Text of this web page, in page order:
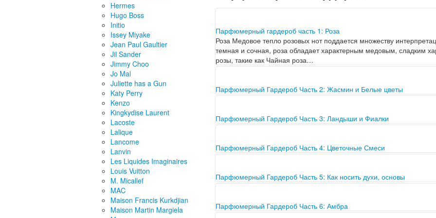
Hermes
Hugo Boss
Initio
Issey Miyake
Jean Paul Gaultier
Jil Sander
Jimmy Choo
Jo Mal
Juliette has a Gun
Katy Perry
Kenzo
Kingkydise Laurent
Lacoste
Lalique
Lancome
Lanvin
Les Liquides Imaginaires
Louis Vuitton
M. Micallef
MAC
Maison Francis Kurkdjian
Maison Martin Margiela
Парфюмерный гардероб часть 1: Роза
Роза Медовое тепло розовых нот поддается множеству
темная и сочная, роза обладает характерным медовым, сладким
розы, такие как Чайная роза…
Парфюмерный Гардероб Часть 2: Жасмин и Белые цветы
Легко можно быть ошеломленным огромным количеством
довольно много…
Парфюмерный Гардероб Часть 3: Ландыши и Фиалки
Ландыш (Ландыш) Соединив эссенции розы и жасмин в
усиленная удивительной полосой темных индолов и острой…
Парфюмерный Гардероб Часть 4: Цветочные Смеси
Медовое тепло красных роз, сочность абрикосово-жасминового
переплетают несколько цветочных нот, создавая новый,
Парфюмерный Гардероб Часть 5: Как носить духи, основы
Идея парфюмерного гардероба противоречит многим
которой магазины и парфюмерные журналы полны предложений о…
Парфюмерный Гардероб Часть 6: Амбра
Амбра, этот парфюмерный жанр теплый и чувственный, с